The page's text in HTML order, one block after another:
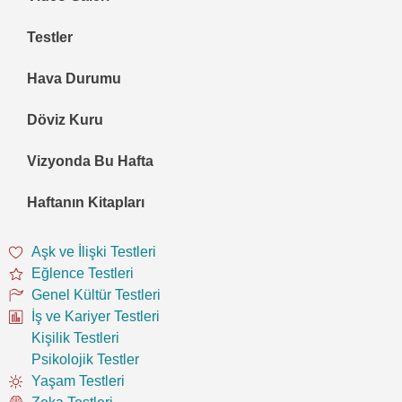
Testler
Hava Durumu
Döviz Kuru
Vizyonda Bu Hafta
Haftanın Kitapları
Aşk ve İlişki Testleri
Eğlence Testleri
Genel Kültür Testleri
İş ve Kariyer Testleri
Kişilik Testleri
Psikolojik Testler
Yaşam Testleri